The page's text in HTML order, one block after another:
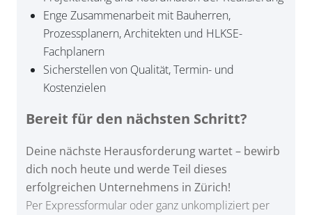
Enge Zusammenarbeit mit Bauherren,
Prozessplanern, Architekten und HLKSE-
Fachplanern
Sicherstellen von Qualität, Termin- und
Kostenzielen
Bereit für den nächsten Schritt?
Deine nächste Herausforderung wartet – bewirb
dich noch heute und werde Teil dieses
erfolgreichen Unternehmens in Zürich!
Per Expressformular oder ganz unkompliziert per